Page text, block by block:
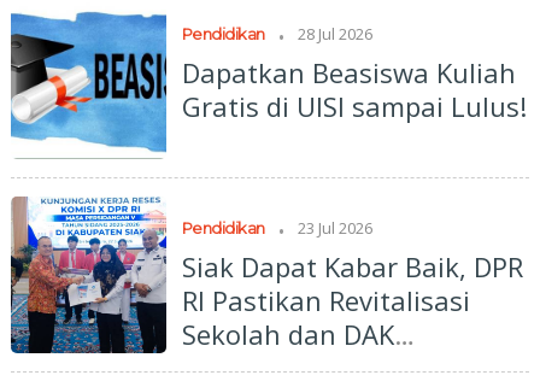
Pendidikan . 28 Jul 2026
Dapatkan Beasiswa Kuliah
Gratis di UISI sampai Lulus!
Pendidikan . 23 Jul 2026
Siak Dapat Kabar Baik, DPR
RI Pastikan Revitalisasi
Sekolah dan DAK
Pendidikan Rp240 Miliar